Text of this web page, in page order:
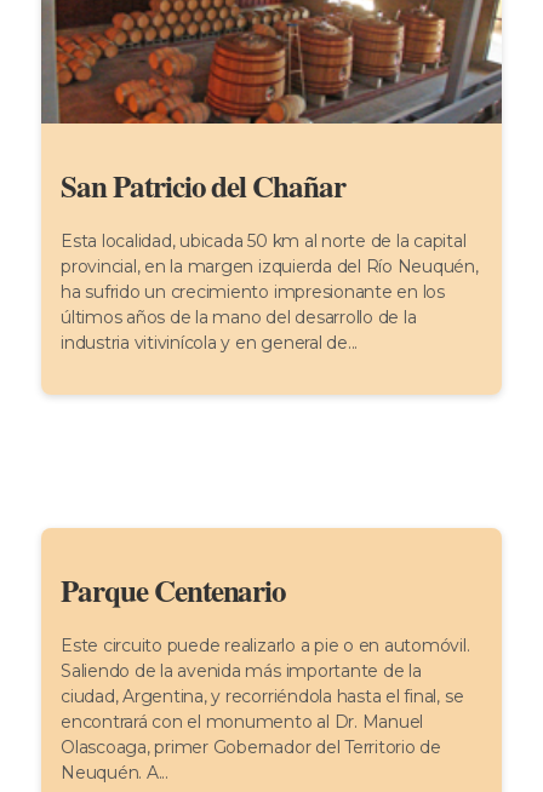
San Patricio del Chañar
Esta localidad, ubicada 50 km al norte de la capital
provincial, en la margen izquierda del Río Neuquén,
ha sufrido un crecimiento impresionante en los
últimos años de la mano del desarrollo de la
industria vitivinícola y en general de...
Parque Centenario
Este circuito puede realizarlo a pie o en automóvil.
Saliendo de la avenida más importante de la
ciudad, Argentina, y recorriéndola hasta el final, se
encontrará con el monumento al Dr. Manuel
Olascoaga, primer Gobernador del Territorio de
Neuquén. A...